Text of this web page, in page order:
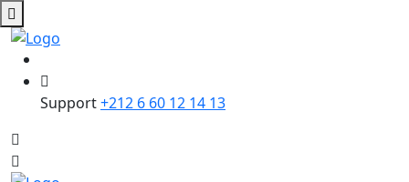
Support+212 6 60 12 14 13